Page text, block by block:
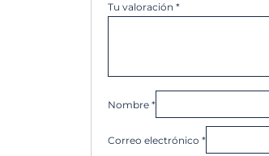
Tu valoración *
Nombre *
Correo electrónico *